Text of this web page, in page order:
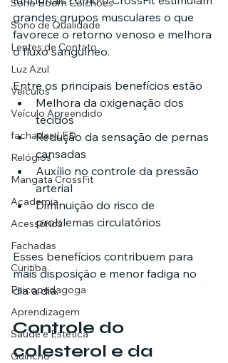
Sono Boom Colchões
Sono de Qualidade
Lentes de Contato
Luz Azul
Veículos
Veículo Apreendido
fachadas LED
Relógios
Mangata CrossFit
Academia
Acessórios
Fachadas
Curitiba
Psicopedagoga
Aprendizagem
Saúde e Estética
Guincho
grandes grupos musculares o que
favorece o retorno venoso e melhora
o fluxo sanguíneo.
Entre os principais benefícios estão
Melhora da oxigenação dos
tecidos
Redução da sensação de pernas
cansadas
Auxílio no controle da pressão
arterial
Diminuição do risco de
problemas circulatórios
Esses benefícios contribuem para
mais disposição e menor fadiga no
dia a dia.
Controle do
colesterol e da